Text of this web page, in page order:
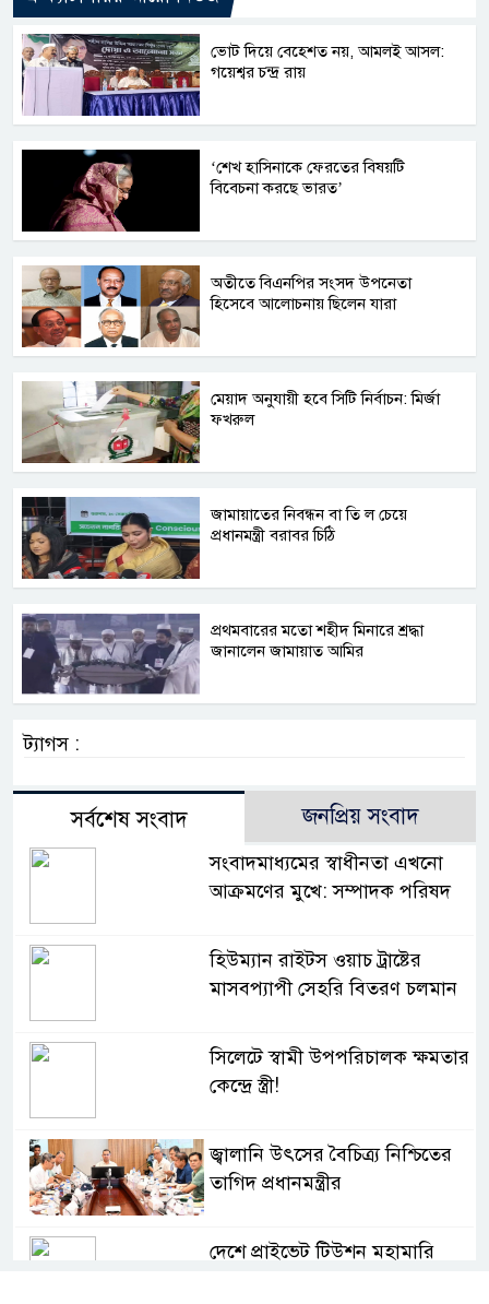
ভোট দিয়ে বেহেশত নয়, আমলই আসল:
গয়েশ্বর চন্দ্র রায়
‘শেখ হাসিনাকে ফেরতের বিষয়টি
বিবেচনা করছে ভারত’
অতীতে বিএনপির সংসদ উপনেতা
হিসেবে আলোচনায় ছিলেন যারা
মেয়াদ অনুযায়ী হবে সিটি নির্বাচন: মির্জা
ফখরুল
জামায়াতের নিবন্ধন বা তি ল চেয়ে
প্রধানমন্ত্রী বরাবর চিঠি
প্রথমবারের মতো শহীদ মিনারে শ্রদ্ধা
জানালেন জামায়াত আমির
ট্যাগস :
সর্বশেষ সংবাদ জনপ্রিয় সংবাদ
সংবাদমাধ্যমের স্বাধীনতা এখনো
আক্রমণের মুখে: সম্পাদক পরিষদ
হিউম্যান রাইটস ওয়াচ ট্রাষ্টের
মাসবপ্যাপী সেহরি বিতরণ চলমান
সিলেটে স্বামী উপপরিচালক ক্ষমতার
কেন্দ্রে স্ত্রী!
জ্বালানি উৎসের বৈচিত্র্য নিশ্চিতের
তাগিদ প্রধানমন্ত্রীর
দেশে প্রাইভেট টিউশন মহামারি